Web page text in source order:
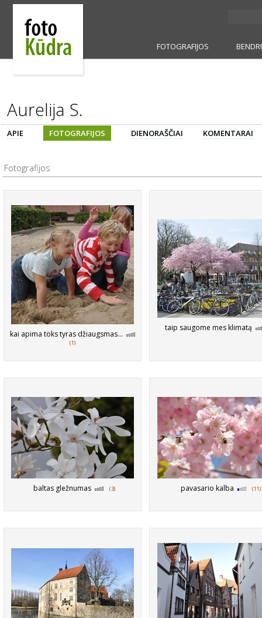
FOTOGRAFIJOS
Aurelija S.
APIE FOTOGRAFIJOS DIENORAŠČIAI KOMENTARAI
Fotografijos
kai apima toks tyras džiaugsmas...
(1)
taip saugome mes klimatą
baltas gležnumas (3) pavasario kalba (11)